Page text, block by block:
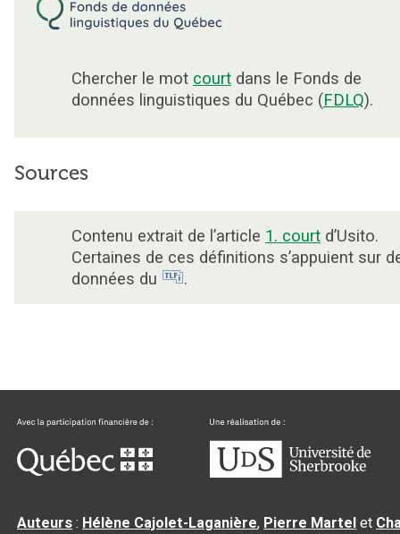
Chercher le mot court dans le Fonds de
données linguistiques du Québec (FDLQ).
Sources
Contenu extrait de l’article 1. court d’Usito.
Certaines de ces définitions s’appuient sur
données du
.
Auteurs : Hélène Cajolet-Laganière, Pierre Martel et